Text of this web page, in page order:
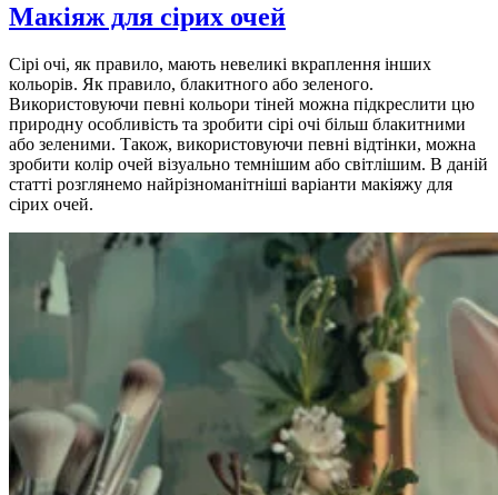
Макіяж для сірих очей
Сірі очі, як правило, мають невеликі вкраплення інших
кольорів. Як правило, блакитного або зеленого.
Використовуючи певні кольори тіней можна підкреслити цю
природну особливість та зробити сірі очі більш блакитними
або зеленими. Також, використовуючи певні відтінки, можна
зробити колір очей візуально темнішим або світлішим. В даній
статті розглянемо найрізноманітніші варіанти макіяжу для
сірих очей.